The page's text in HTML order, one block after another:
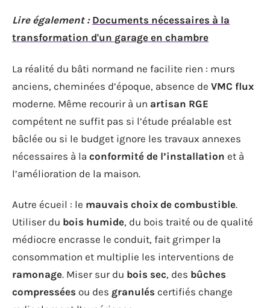
Lire également : Documents nécessaires à la
transformation d'un garage en chambre
La réalité du bâti normand ne facilite rien : murs
anciens, cheminées d’époque, absence de VMC flux
moderne. Même recourir à un artisan RGE
compétent ne suffit pas si l’étude préalable est
bâclée ou si le budget ignore les travaux annexes
nécessaires à la conformité de l’installation et à
l’amélioration de la maison.
Autre écueil : le mauvais choix de combustible.
Utiliser du bois humide, du bois traité ou de qualité
médiocre encrasse le conduit, fait grimper la
consommation et multiplie les interventions de
ramonage. Miser sur du bois sec, des bûches
compressées ou des granulés certifiés change